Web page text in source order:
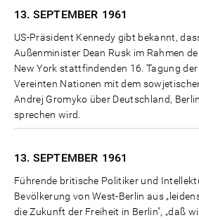
13. SEPTEMBER 1961
US-Präsident Kennedy gibt bekannt,
Außenminister Dean Rusk im Rahmen
New York stattfindenden 16. Tagung
Vereinten Nationen mit dem
Andrej Gromyko über Deutschland,
sprechen wird.
13. SEPTEMBER 1961
Führende britische Politiker und
Bevölkerung von West-Berlin aus
die Zukunft der Freiheit in Berlin", „daß